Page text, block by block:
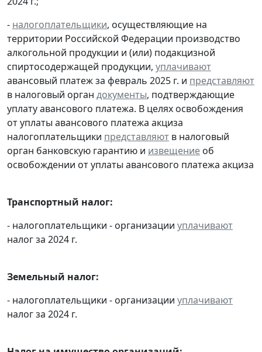
- налогоплательщики, осуществляющие на
территории Российской Федерации производство
алкогольной продукции и (или) подакцизной
спиртосодержащей продукции, уплачивают
авансовый платеж за февраль 2025 г. и представляют
в налоговый орган документы, подтверждающие
уплату авансового платежа. В целях освобождения
от уплаты авансового платежа акциза
налогоплательщики представляют в налоговый
орган банковскую гарантию и извещение об
освобождении от уплаты авансового платежа акциза
Транспортный налог:
- налогоплательщики - организации уплачивают
налог за 2024 г.
Земельный налог:
- налогоплательщики - организации уплачивают
налог за 2024 г.